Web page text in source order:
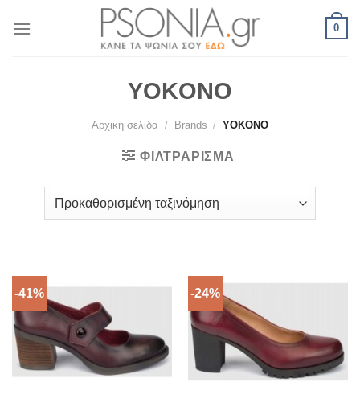
0
YOKONO
Αρχική σελίδα / Brands / YOKONO
ΦΙΛΤΡΆΡΙΣΜΑ
-41% -24%